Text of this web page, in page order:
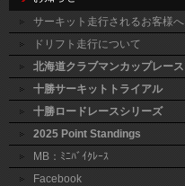
サーキット走行されるお客様へ
ドリフト走行について
北海道クラブマンカップレース
十勝サーキットトライアル
十勝ロードレースシリーズ
2025 Point Standings
MB：ﾐﾆﾊﾞｲｸﾚｰｽ
Facebook